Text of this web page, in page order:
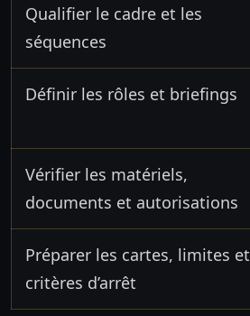
Qualifier le cadre et les
séquences
Définir les rôles et briefings
Vérifier les matériels,
documents et autorisations
Préparer les cartes, limites et
critères d’arrêt